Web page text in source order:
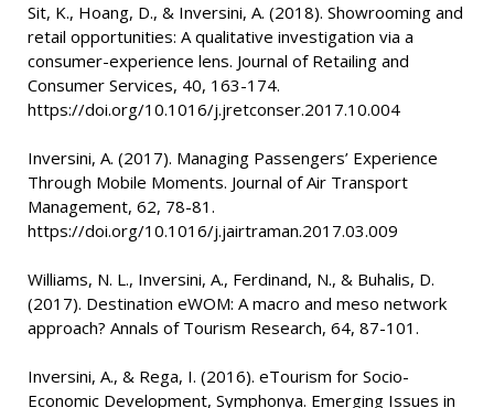
Sit, K., Hoang, D., & Inversini, A. (2018). Showrooming and
retail opportunities: A qualitative investigation via a
consumer-experience lens. Journal of Retailing and
Consumer Services, 40, 163-174.
https://doi.org/10.1016/j.jretconser.2017.10.004
Inversini, A. (2017). Managing Passengers’ Experience
Through Mobile Moments. Journal of Air Transport
Management, 62, 78-81.
https://doi.org/10.1016/j.jairtraman.2017.03.009
Williams, N. L., Inversini, A., Ferdinand, N., & Buhalis, D.
(2017). Destination eWOM: A macro and meso network
approach? Annals of Tourism Research, 64, 87-101.
Inversini, A., & Rega, I. (2016). eTourism for Socio-
Economic Development, Symphonya. Emerging Issues in